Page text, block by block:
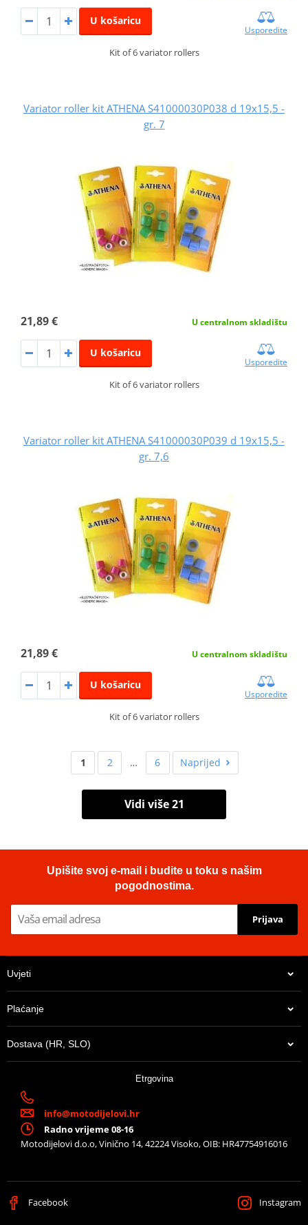
U košaricu
Usporedite
Kit of 6 variator rollers
Variator roller kit ATHENA S41000030P038 d 19x15,5 -
gr. 7
21,89 € U centralnom skladištu
U košaricu
Usporedite
Kit of 6 variator rollers
Variator roller kit ATHENA S41000030P039 d 19x15,5 -
gr. 7,6
21,89 € U centralnom skladištu
U košaricu
Usporedite
Kit of 6 variator rollers
1 2 … 6 Naprijed
Vidi više 21
Upišite svoj e-mail i budite u toku s našim
pogodnostima.
Prijava
Uvjeti
Plaćanje
Dostava (HR, SLO)
Etrgovina
info@motodijelovi.hr
Radno vrijeme 08-16
Motodijelovi d.o.o, Vinično 14, 42224 Visoko, OIB: HR47754916016
Facebook Instagram